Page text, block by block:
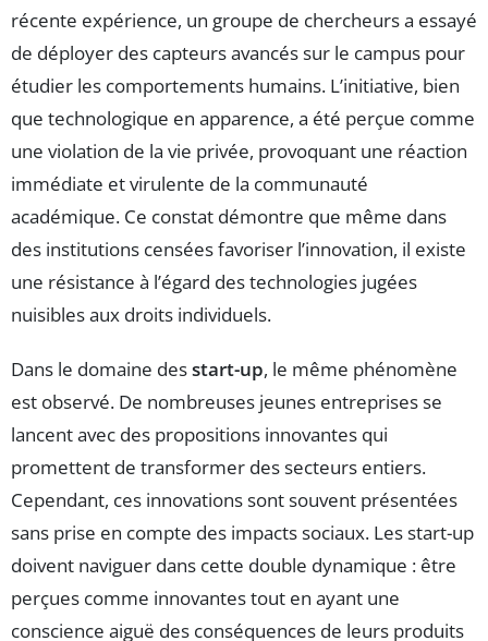
récente expérience, un groupe de chercheurs a essayé
de déployer des capteurs avancés sur le campus pour
étudier les comportements humains. L’initiative, bien
que technologique en apparence, a été perçue comme
une violation de la vie privée, provoquant une réaction
immédiate et virulente de la communauté
académique. Ce constat démontre que même dans
des institutions censées favoriser l’innovation, il existe
une résistance à l’égard des technologies jugées
nuisibles aux droits individuels.
Dans le domaine desstart-up, le même phénomène
est observé. De nombreuses jeunes entreprises se
lancent avec des propositions innovantes qui
promettent de transformer des secteurs entiers.
Cependant, ces innovations sont souvent présentées
sans prise en compte des impacts sociaux. Les start-up
doivent naviguer dans cette double dynamique : être
perçues comme innovantes tout en ayant une
conscience aiguë des conséquences de leurs produits